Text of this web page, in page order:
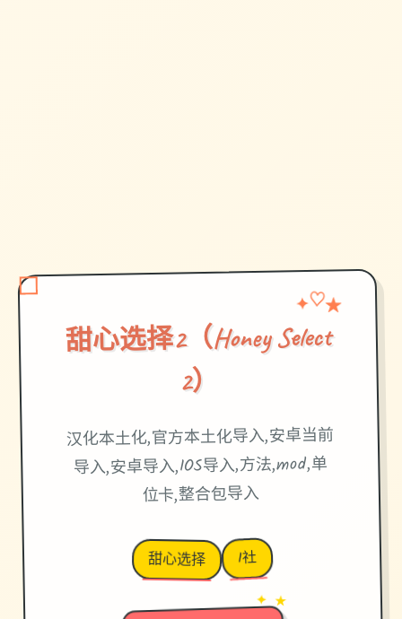
甜心选择2（Honey Select
2）
✦♡★
汉化本土化,官方本土化导入,安卓当前
导入,安卓导入,IOS导入,方法,mod,单
位卡,整合包导入
甜心选择 I社
→
✦ ★